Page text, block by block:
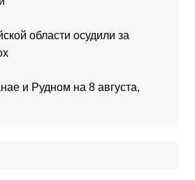
области осудили за
и Рудном на 8 августа,